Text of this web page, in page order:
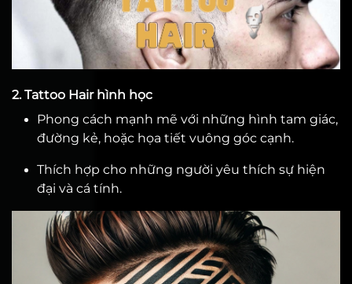
2. Tattoo Hair hình học
Phong cách mạnh mẽ với những hình tam giác,
đường kẻ, hoặc họa tiết vuông góc cạnh.
Thích hợp cho những người yêu thích sự hiện
đại và cá tính.